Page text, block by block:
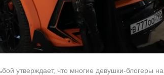
утверждает, что многие девушки-блогеры